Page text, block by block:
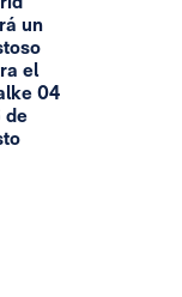
un
el
04
de